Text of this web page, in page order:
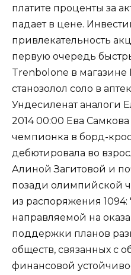
платите проценты за
падает в цене.
привлекательность
первую очередь
Trenbolone в магазине
станозолол соло в
Ундесиленат аналоги
2014 00:00 Ева
чемпионка в борд-
дебютировала во
Алиной Загитовой и
позади олимпийской
из распоряжения
направляемой на
поддержки планов
обществ, связанных с
финансовой